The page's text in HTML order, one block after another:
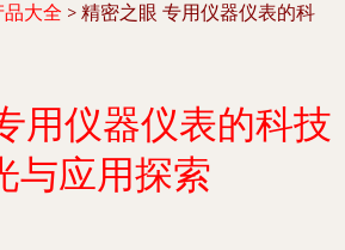
品大全 > 精密之眼 专用仪器仪表的科
用仪器仪表的科技
与应用探索